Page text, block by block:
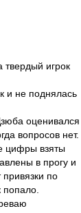
игрок
и не поднялась
оценивался
вопросов нет.
цифры взяты
в прогу и
по
попало.